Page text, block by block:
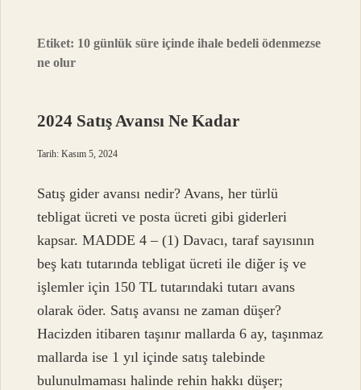
Etiket: 10 günlük süre içinde ihale bedeli ödenmezse
ne olur
2024 Satış Avansı Ne Kadar
Tarih: Kasım 5, 2024
Satış gider avansı nedir? Avans, her türlü
tebligat ücreti ve posta ücreti gibi giderleri
kapsar. MADDE 4 – (1) Davacı, taraf sayısının
beş katı tutarında tebligat ücreti ile diğer iş ve
işlemler için 150 TL tutarındaki tutarı avans
olarak öder. Satış avansı ne zaman düşer?
Hacizden itibaren taşınır mallarda 6 ay, taşınmaz
mallarda ise 1 yıl içinde satış talebinde
bulunulmaması halinde rehin hakkı düşer;